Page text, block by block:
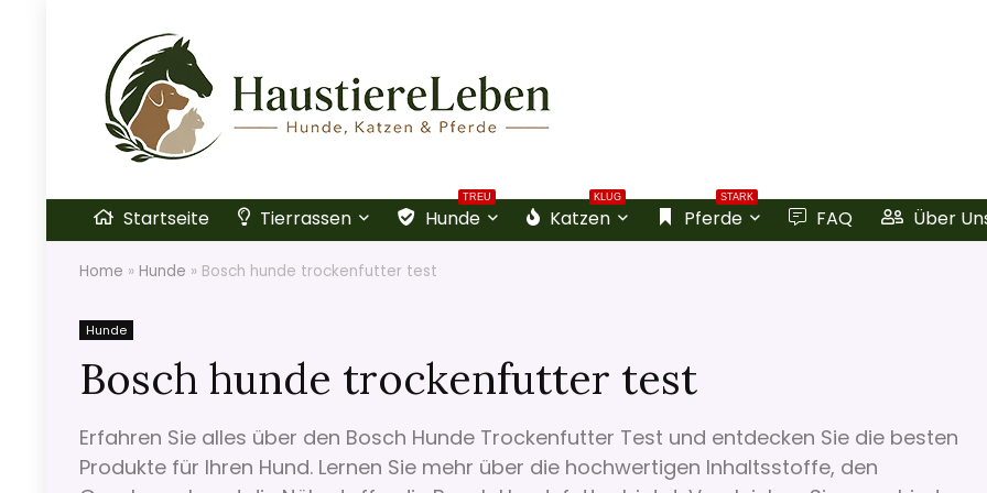
Startseite Tierrassen
TREU
Hunde
KLUG
Katzen
STARK
Pferde FAQ Über
Home » Hunde » Bosch hunde trockenfutter test
Hunde
Bosch hunde trockenfutter test
Erfahren Sie alles über den Bosch Hunde Trockenfutter Test und entdecken Sie die besten
Produkte für Ihren Hund. Lernen Sie mehr über die hochwertigen Inhaltsstoffe, den